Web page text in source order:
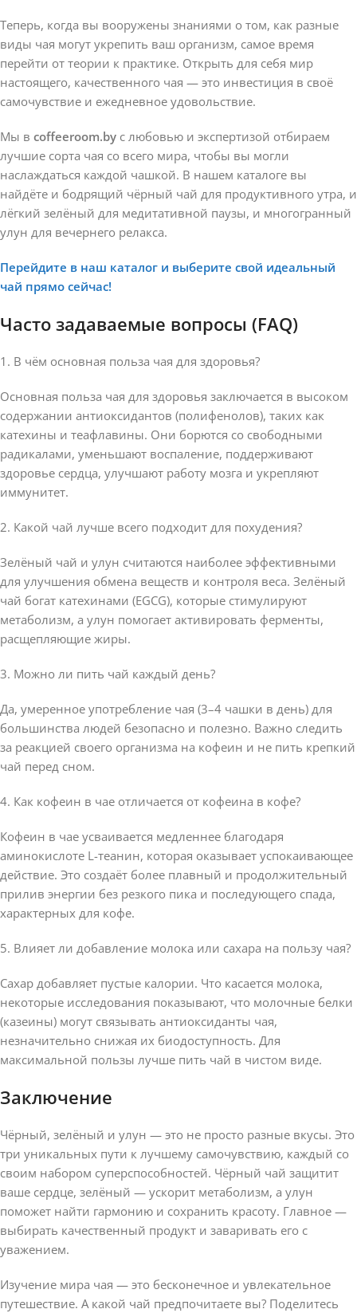
Теперь, когда вы вооружены знаниями о том, как разные
виды чая могут укрепить ваш организм, самое время
перейти от теории к практике. Открыть для себя мир
настоящего, качественного чая — это инвестиция в своё
самочувствие и ежедневное удовольствие.
Мы в coffeeroom.by с любовью и экспертизой отбираем
лучшие сорта чая со всего мира, чтобы вы могли
наслаждаться каждой чашкой. В нашем каталоге вы
найдёте и бодрящий чёрный чай для продуктивного утра, и
лёгкий зелёный для медитативной паузы, и многогранный
улун для вечернего релакса.
Перейдите в наш каталог и выберите свой идеальный
чай прямо сейчас!
Часто задаваемые вопросы (FAQ)
1. В чём основная польза чая для здоровья?
Основная польза чая для здоровья заключается в высоком
содержании антиоксидантов (полифенолов), таких как
катехины и теафлавины. Они борются со свободными
радикалами, уменьшают воспаление, поддерживают
здоровье сердца, улучшают работу мозга и укрепляют
иммунитет.
2. Какой чай лучше всего подходит для похудения?
Зелёный чай и улун считаются наиболее эффективными
для улучшения обмена веществ и контроля веса. Зелёный
чай богат катехинами (EGCG), которые стимулируют
метаболизм, а улун помогает активировать ферменты,
расщепляющие жиры.
3. Можно ли пить чай каждый день?
Да, умеренное употребление чая (3–4 чашки в день) для
большинства людей безопасно и полезно. Важно следить
за реакцией своего организма на кофеин и не пить крепкий
чай перед сном.
4. Как кофеин в чае отличается от кофеина в кофе?
Кофеин в чае усваивается медленнее благодаря
аминокислоте L-теанин, которая оказывает успокаивающее
действие. Это создаёт более плавный и продолжительный
прилив энергии без резкого пика и последующего спада,
характерных для кофе.
5. Влияет ли добавление молока или сахара на пользу чая?
Сахар добавляет пустые калории. Что касается молока,
некоторые исследования показывают, что молочные белки
(казеины) могут связывать антиоксиданты чая,
незначительно снижая их биодоступность. Для
максимальной пользы лучше пить чай в чистом виде.
Заключение
Чёрный, зелёный и улун — это не просто разные вкусы. Это
три уникальных пути к лучшему самочувствию, каждый со
своим набором суперспособностей. Чёрный чай защитит
ваше сердце, зелёный — ускорит метаболизм, а улун
поможет найти гармонию и сохранить красоту. Главное —
выбирать качественный продукт и заваривать его с
уважением.
Изучение мира чая — это бесконечное и увлекательное
путешествие. А какой чай предпочитаете вы? Поделитесь